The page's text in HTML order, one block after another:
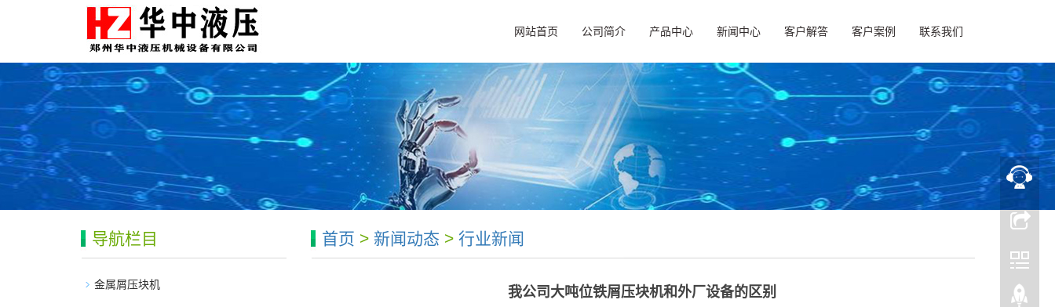
网站首页 公司简介 产品中心 新闻中心 客户解答 客户案例 联系我们
首页 > 新闻动态 > 行业新闻
我公司大吨位铁屑压块机和外厂设备的区别
导航栏目
金属屑压块机